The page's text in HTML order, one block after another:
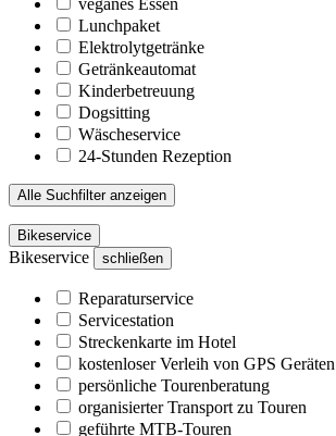
veganes Essen
Lunchpaket
Elektrolytgetränke
Getränkeautomat
Kinderbetreuung
Dogsitting
Wäscheservice
24-Stunden Rezeption
Alle Suchfilter anzeigen
Bikeservice
Bikeservice schließen
Reparaturservice
Servicestation
Streckenkarte im Hotel
kostenloser Verleih von GPS Geräten
persönliche Tourenberatung
organisierter Transport zu Touren
geführte MTB-Touren